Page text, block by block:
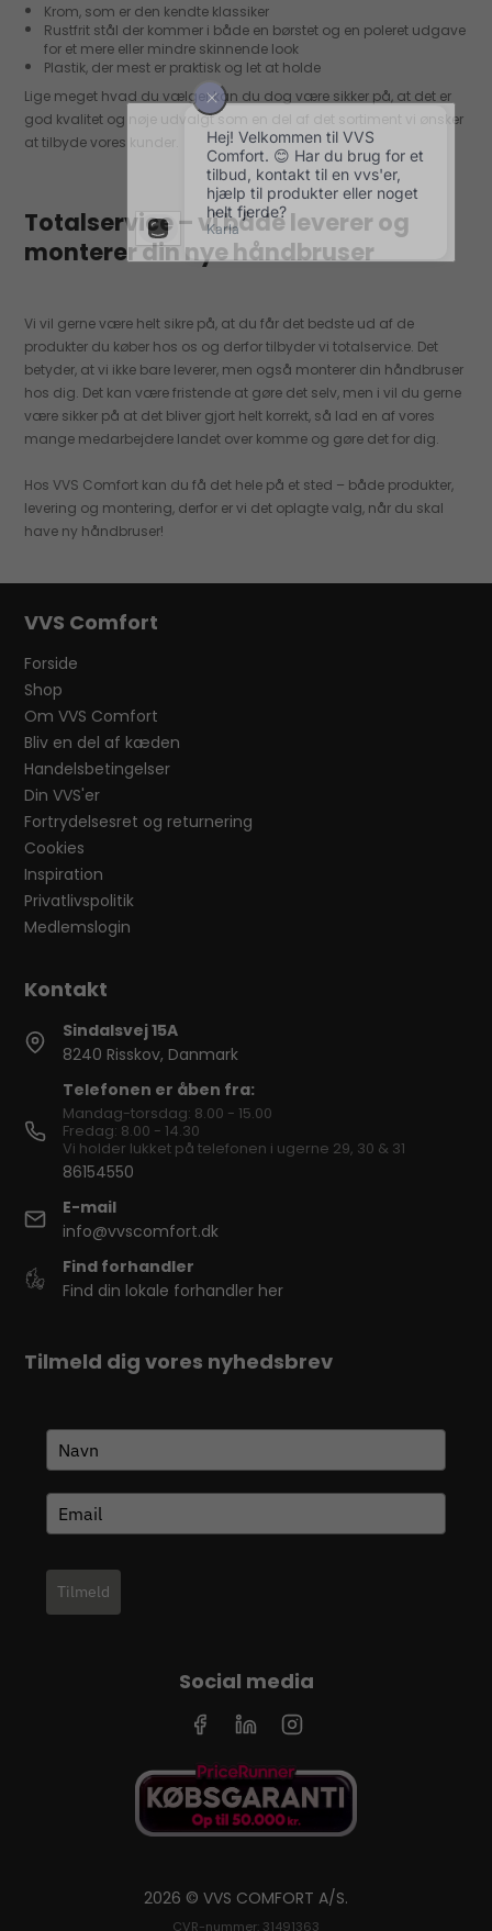
Krom, som er den kendte klassiker
Rustfrit stål der kommer i både en børstet og en poleret udgave
for et mere eller mindre skinnende look
Plastik, der mest er praktisk og let at holde
Lige meget hvad du vælger kan du dog være sikker på, at det er
god kvalitet og nøje udvalgt som en del af det sortiment vi ønsker
at tilbyde vores kunder.
Totalservice – vi både leverer og
monterer din nye håndbruser
Vi vil gerne være helt sikre på, at du får det bedste ud af de
produkter du køber hos os og derfor tilbyder vi totalservice. Det
betyder, at vi ikke bare leverer, men også monterer din håndbruser
hos dig. Det kan være fristende at gøre det selv, men i vil du gerne
være sikker på at det bliver gjort helt korrekt, så lad en af vores
mange medarbejdere landet over komme og gøre det for dig.
Hos VVS Comfort kan du få det hele på et sted – både produkter,
levering og montering, derfor er vi det oplagte valg, når du skal
have ny håndbruser!
VVS Comfort
Forside
Shop
Om VVS Comfort
Bliv en del af kæden
Handelsbetingelser
Din VVS'er
Fortrydelsesret og returnering
Cookies
Inspiration
Privatlivspolitik
Medlemslogin
Sindalsvej 15A
8240 Risskov, Danmark
Telefonen er åben fra:
Mandag-torsdag: 8.00 - 15.00
Fredag: 8.00 - 14.30
Vi holder lukket på telefonen i ugerne 29, 30 & 31
86154550
E-mail
info@vvscomfort.dk
Find forhandler
Find din lokale forhandler her
Tilmeld dig vores nyhedsbrev
Tilmeld
Social media
2026 © VVS COMFORT A/S.
CVR-nummer: 31491363